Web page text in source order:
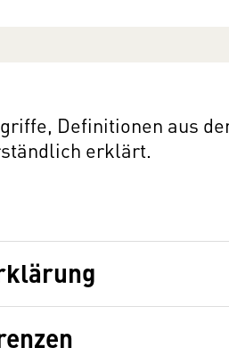
Definitionen aus
erklärt.